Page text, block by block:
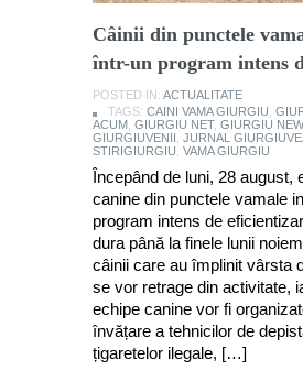
Câinii din punctele
într-un program intens
POSTED IN: ACTUALITATE
TAGS: CAINI VAMA GIURGIU
ACUM GIURGIU NET, GIURGIU
GIURGIUVENII JURNAL
STIRIGIURGIU VAMA GIURGIU
Începând de luni, 28 august,
canine din punctele vamale
program intens de
dura până la finele lunii
câinii care au împlinit vârsta
se vor retrage din activitate,
echipe canine vor fi
învățare a tehnicilor de
țigaretelor ilegale, […]